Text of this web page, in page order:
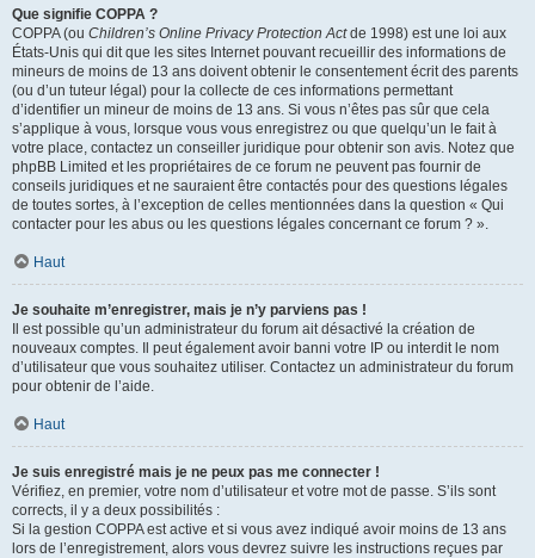
Que signifie COPPA ?
COPPA (ou Children’s Online Privacy Protection Actde 1998) est une loi aux
États-Unis qui dit que les sites Internet pouvant recueillir des informations de
mineurs de moins de 13 ans doivent obtenir le consentement écrit des parents
(ou d’un tuteur légal) pour la collecte de ces informations permettant
d’identifier un mineur de moins de 13 ans. Si vous n’êtes pas sûr que cela
s’applique à vous, lorsque vous vous enregistrez ou que quelqu’un le fait à
votre place, contactez un conseiller juridique pour obtenir son avis. Notez que
phpBB Limited et les propriétaires de ce forum ne peuvent pas fournir de
conseils juridiques et ne sauraient être contactés pour des questions légales
de toutes sortes, à l’exception de celles mentionnées dans la question « Qui
contacter pour les abus ou les questions légales concernant ce forum ? ».
Haut
Je souhaite m’enregistrer, mais je n’y parviens pas !
Il est possible qu’un administrateur du forum ait désactivé la création de
nouveaux comptes. Il peut également avoir banni votre IP ou interdit le nom
d’utilisateur que vous souhaitez utiliser. Contactez un administrateur du forum
pour obtenir de l’aide.
Haut
Je suis enregistré mais je ne peux pas me connecter !
Vérifiez, en premier, votre nom d’utilisateur et votre mot de passe. S’ils sont
corrects, il y a deux possibilités :
Si la gestion COPPA est active et si vous avez indiqué avoir moins de 13 ans
lors de l’enregistrement, alors vous devrez suivre les instructions reçues par